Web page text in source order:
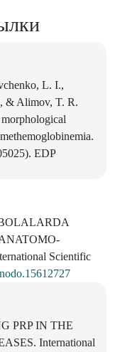
L. I.,
& Alimov, T. R.
EDP
BOLALARDA
Scientific
PRP IN THE
International